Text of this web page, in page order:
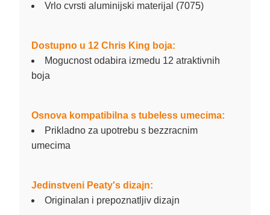
Vrlo cvrsti aluminijski materijal (7075)
Dostupno u 12 Chris King boja:
Mogucnost odabira izmedu 12 atraktivnih
boja
Osnova kompatibilna s tubeless umecima:
Prikladno za upotrebu s bezzracnim
umecima
Jedinstveni Peaty's dizajn:
Originalan i prepoznatljiv dizajn